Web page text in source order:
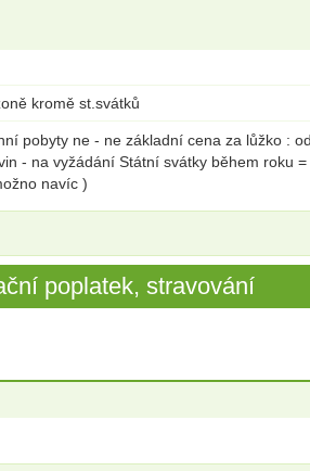
kromě st.svátků
pobyty ne - ne základní cena za lůžko :
- na vyžádání Státní svátky během roku
navíc )
poplatek, stravování